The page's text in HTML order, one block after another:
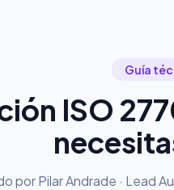
Guía
ISO
por Pilar Andrade · Lead